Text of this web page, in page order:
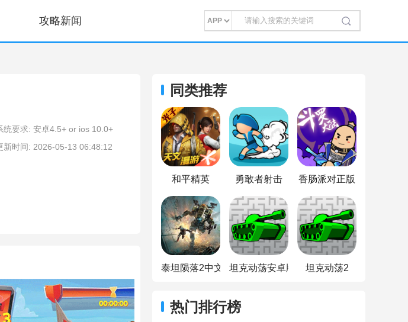
攻略新闻
统要求: 安卓4.5+ or ios 10.0+
新时间: 2026-05-13 06:48:12
同类推荐
和平精英 勇敢者射击 香肠派对正版
泰坦陨落2中文版坦克动荡安卓版 坦克动荡2
热门排行榜